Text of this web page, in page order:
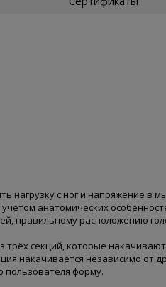
нагрузку с ног и напряжение в
анатомических
правильному расположению
трёх секций, которые
накачивается независимо от
пользователя форму.